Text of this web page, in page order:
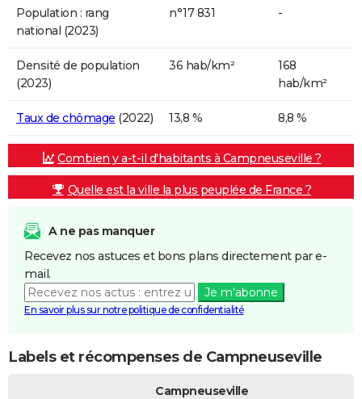
Population : rang
national (2023)
n°17 831 -
Densité de population
(2023)
36 hab/km²
168
hab/km²
Taux de chômage (2022) 13,8 % 8,8 %
Combien y a-t-il d'habitants à Campneuseville ?
Quelle est la ville la plus peuplée de France ?
A ne pas manquer
Recevez nos astuces et bons plans directement par e-
mail.
Je m'abonne
En savoir plus sur notre politique de confidentialité
Labels et récompenses de Campneuseville
Campneuseville